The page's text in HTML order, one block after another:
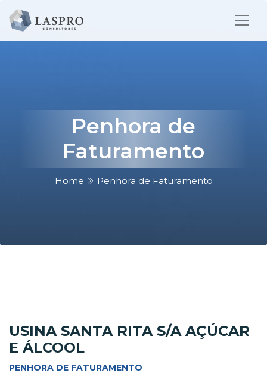
Penhora de
Faturamento
Home Penhora de Faturamento
USINA SANTA RITA S/A AÇÚCAR
E ÁLCOOL
PENHORA DE FATURAMENTO